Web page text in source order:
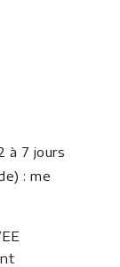
à 7 jours
: me